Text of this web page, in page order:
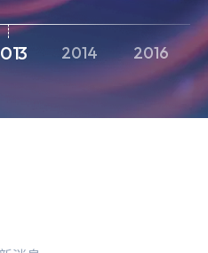
2014 2016